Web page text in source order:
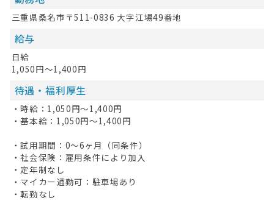
HOME
無料会員登録
ログイン
キープした求人
三重県桑名市〒511-0836 大字江場49番地
給与
日給
1,050円～1,400円
待遇・福利厚生
・時給：1,050円～1,400円
・基本給：1,050円～1,400円
・試用期間：0～6ヶ月（同条件）
・社会保険：雇用条件により加入
・定年制なし
・マイカー通勤可：駐車場あり
・転勤なし